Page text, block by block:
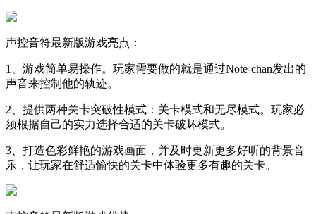
声控音符最新版游戏亮点：
1、游戏简单易操作。玩家需要做的就是通过Note-chan发出的
声音来控制他的轨迹。
2、提供两种关卡突破性模式：关卡模式和无尽模式。玩家必
须根据自己的实力选择合适的关卡破坏模式。
3、打造色彩鲜艳的游戏画面，并及时更新更多好听的背景音
乐，让玩家在舒适愉快的关卡中体验更多有趣的关卡。